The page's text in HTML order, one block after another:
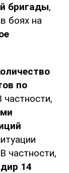
бригады,
боях на
по
частности,
14